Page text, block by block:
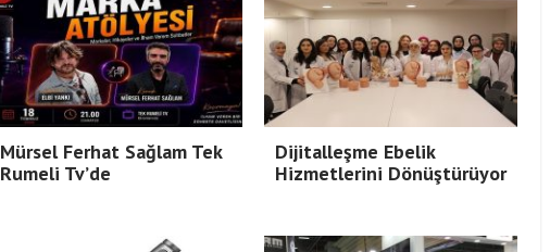
Mürsel Ferhat Sağlam Tek
Rumeli Tv’de
Dijitalleşme Ebelik
Hizmetlerini Dönüştürüyor